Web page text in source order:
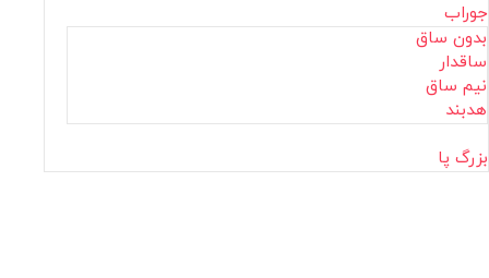
جوراب
بدون ساق
ساقدار
نیم ساق
هدبند
بزرگ پا